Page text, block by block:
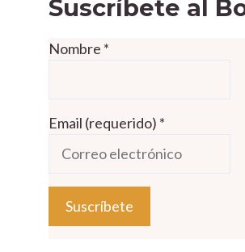
Suscríbete al
Nombre *
Email (requerido) *